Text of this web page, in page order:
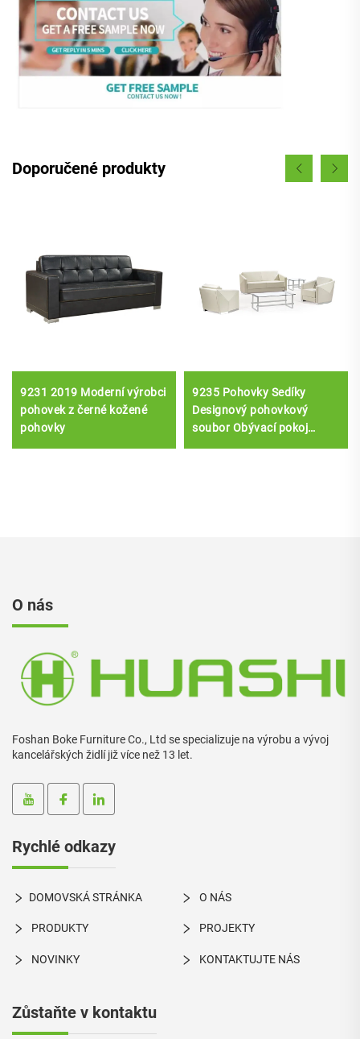
Doporučené produkty
9231 2019 Moderní výrobci
pohovek z černé kožené
pohovky
9235 Pohovky Sedíky
Designový pohovkový
soubor Obývací pokoj
O nás
Foshan Boke Furniture Co., Ltd se specializuje na výrobu a vývoj
kancelářských židlí již více než 13 let.
Rychlé odkazy
DOMOVSKÁ STRÁNKA O NÁS
PRODUKTY PROJEKTY
NOVINKY KONTAKTUJTE NÁS
Zůstaňte v kontaktu